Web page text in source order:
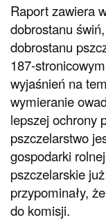
Raport zawiera
dobrostanu
dobrostanu
187-
wyjaśnień na
wymieranie
lepszej ochrony
pszczelarstwo
gospodarki
pszczelarskie
przypominały,
do komisji.